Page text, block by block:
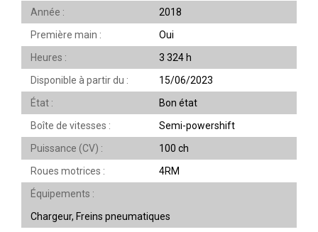
Année
2018
Première main
Oui
Heures
3 324 h
Disponible à partir du
15/06/2023
État
Bon état
Boîte de vitesses
Semi-powershift
Puissance (CV)
100 ch
Roues motrices
4RM
Équipements
Chargeur, Freins pneumatiques